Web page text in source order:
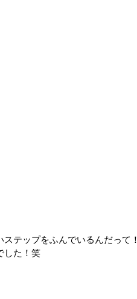
テップをふんでいるんだって！
した！笑